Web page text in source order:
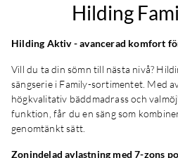
Hilding
Hilding Aktiv - avancerad komfort
Vill du ta din sömn till nästa nivå?
sängserie i Family-sortimentet. Med
högkvalitativ bäddmadrass och
funktion, får du en säng som
genomtänkt sätt.
Zonindelad avlastning med 7-zons